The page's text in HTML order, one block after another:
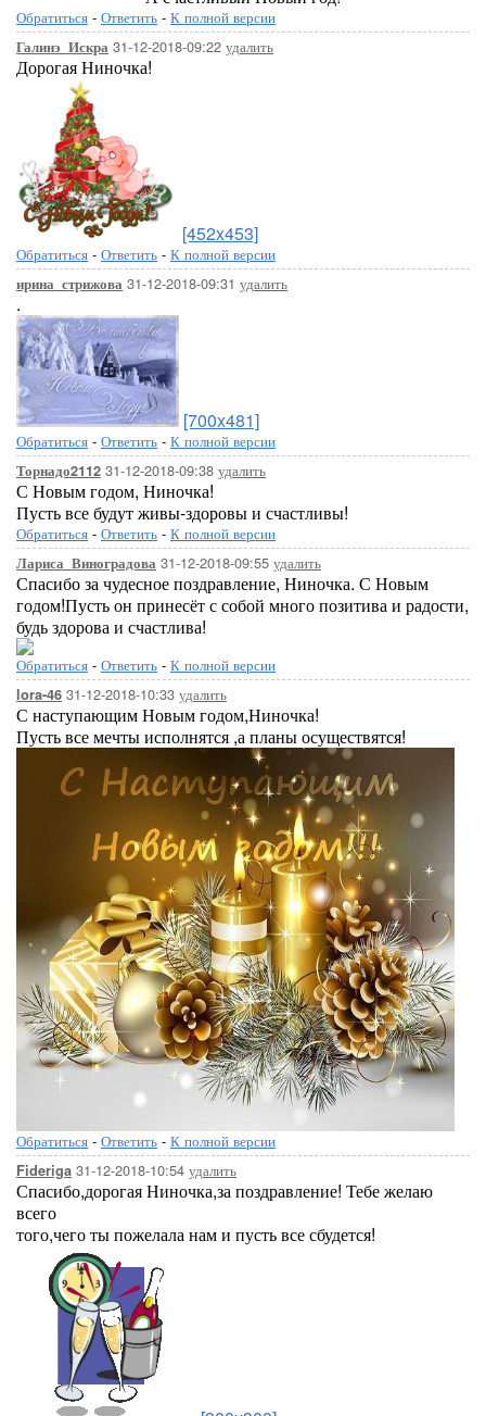
Обратиться - Ответить - К полной версии
Галинэ_Искра 31-12-2018-09:22 удалить
Дорогая Ниночка!
[452x453]
Обратиться - Ответить - К полной версии
ирина_стрижова 31-12-2018-09:31 удалить
.
[700x481]
Обратиться - Ответить - К полной версии
Торнадо2112 31-12-2018-09:38 удалить
С Новым годом, Ниночка!
Пусть все будут живы-здоровы и счастливы!
Обратиться - Ответить - К полной версии
Лариса_Виноградова 31-12-2018-09:55 удалить
Спасибо за чудесное поздравление, Ниночка. С Новым
годом!Пусть он принесёт с собой много позитива и радости,
будь здорова и счастлива!
Обратиться - Ответить - К полной версии
lora-46 31-12-2018-10:33 удалить
С наступающим Новым годом,Ниночка!
Пусть все мечты исполнятся ,а планы осуществятся!
Обратиться - Ответить - К полной версии
Fideriga 31-12-2018-10:54 удалить
Спасибо,дорогая Ниночка,за поздравление! Тебе желаю
всего
того,чего ты пожелала нам и пусть все сбудется!